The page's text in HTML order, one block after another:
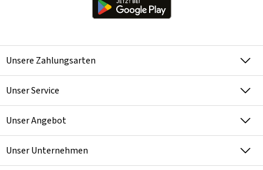
Unsere Zahlungsarten
Unser Service
Unser Angebot
Unser Unternehmen